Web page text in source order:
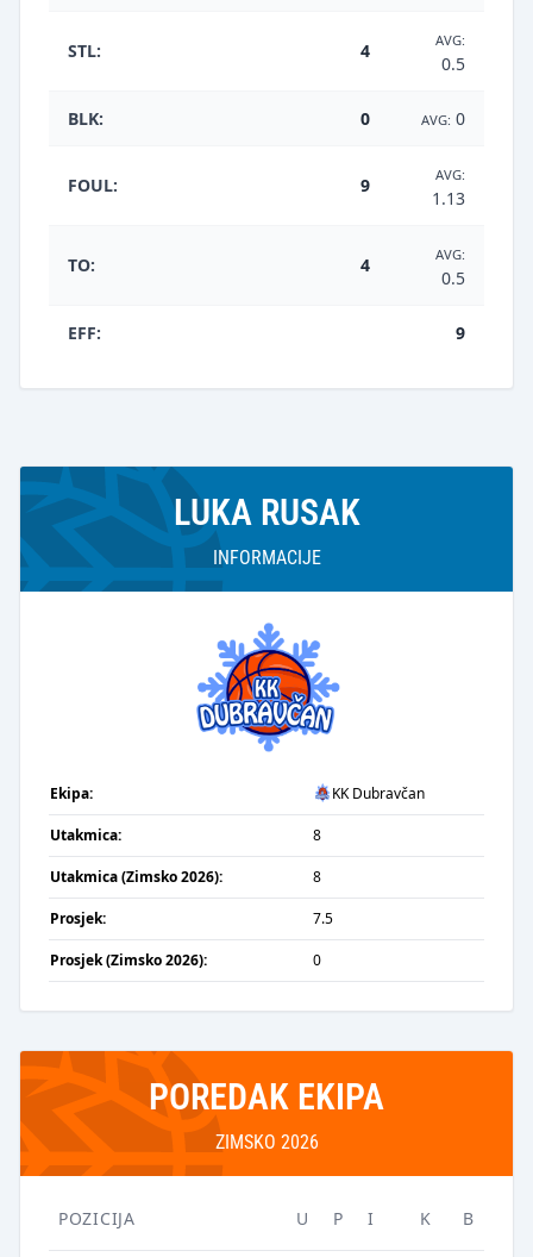
STL: 4 AVG:
0.5
BLK: 0 AVG: 0
FOUL: 9 AVG:
1.13
TO: 4 AVG:
0.5
EFF: 9
LUKA RUSAK
INFORMACIJE
Ekipa: KK Dubravčan
Utakmica: 8
Utakmica (Zimsko 2026): 8
Prosjek: 7.5
Prosjek (Zimsko 2026): 0
POREDAK EKIPA
ZIMSKO 2026
POZICIJA U P I K B